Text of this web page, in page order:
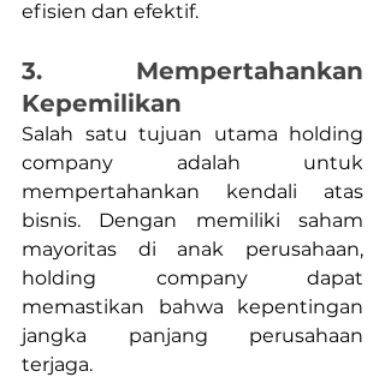
efisien dan efektif.
3. Mempertahankan
Kepemilikan
Salah satu tujuan utama holding
company adalah untuk
mempertahankan kendali atas
bisnis. Dengan memiliki saham
mayoritas di anak perusahaan,
holding company dapat
memastikan bahwa kepentingan
jangka panjang perusahaan
terjaga.